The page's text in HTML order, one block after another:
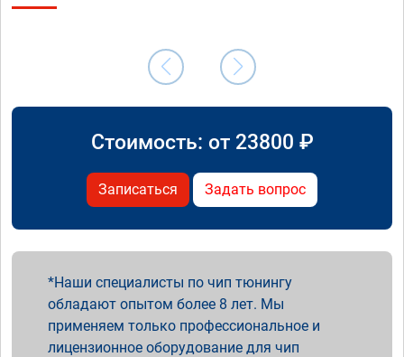
Стоимость: от 23800 ₽
Записаться Задать вопрос
Наши специалисты по чип тюнингу
обладают опытом более 8 лет. Мы
применяем только профессиональное и
лицензионное оборудование для чип